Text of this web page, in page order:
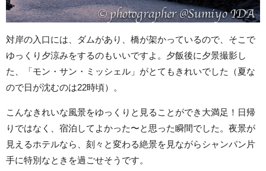
対岸の入口には、ダムがあり、橋が架かっているので、そこで
ゆっくり夕涼みをするのもいいですよ。夕飯後に夕景撮影し
た、「モン・サン・ミッシェル」がとてもきれいでした（夏な
ので日が沈むのは22時頃）。
こんなきれいな風景をゆっくりと見ることができ大満足！日帰
りではなく、宿泊してよかった〜と思った瞬間でした。夜景が
見えるホテルなら、刻々と変わる絶景を見ながらシャンパン片
手に特別なときを過ごせそうです。